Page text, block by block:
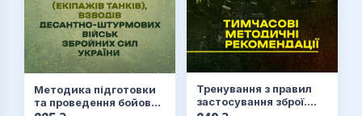
Методика підготовки
та проведення бойових
Тренування з правил
застосування зброї.